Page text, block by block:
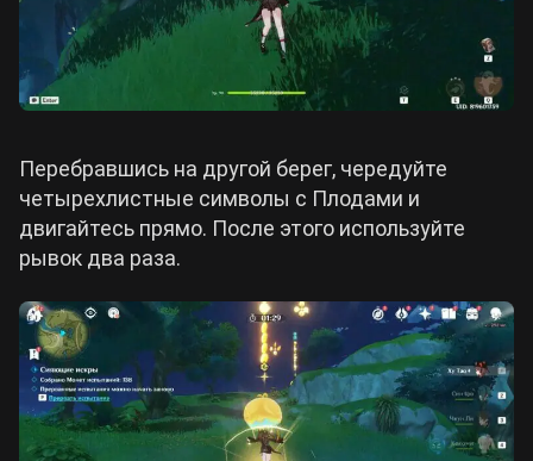
Перебравшись на другой берег, чередуйте
четырехлистные символы с Плодами и
двигайтесь прямо. После этого используйте
рывок два раза.